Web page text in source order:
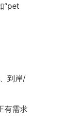
“pet
到岸/
有需求